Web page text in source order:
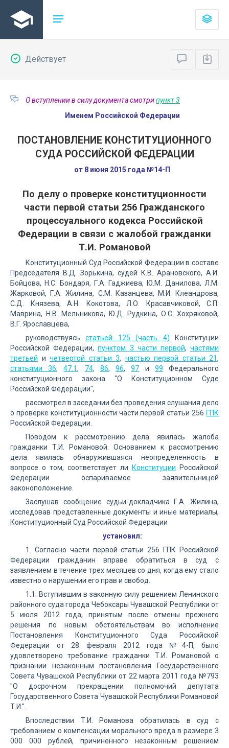
Действует
О вступлении в силу документа смотрипункт 3
Именем Российской Федерации
ПОСТАНОВЛЕНИЕ КОНСТИТУЦИОННОГО
СУДА РОССИЙСКОЙ ФЕДЕРАЦИИ
от 8 июня 2015 года №14-П
По делу о проверке конституционности
части первой статьи 256 Гражданского
процессуального кодекса Российской
Федерации в связи с жалобой гражданки
Т.И. Романовой
Конституционный Суд Российской Федерации в составе
Председателя В.Д. Зорькина, судей К.В. Арановского, А.И.
Бойцова, Н.С. Бондаря, Г.А. Гаджиева, Ю.М. Данилова, Л.М.
Жарковой, Г.А. Жилина, С.М. Казанцева, М.И. Клеандрова,
С.Д. Князева, А.Н. Кокотова, Л.О. Красавчиковой, С.П.
Маврина, Н.В. Мельникова, Ю.Д. Рудкина, О.С. Хохряковой,
В.Г. Ярославцева,
руководствуясьстатьей 125 (часть 4) Конституции
Российской Федерации,пунктом 3 части первой,частями
третьей и четвертой статьи 3, частью первой статьи 21,
статьями 36,47.1, 74, 86,96,97 и 99 Федерального
конституционного закона "О Конституционном Суде
Российской Федерации",
рассмотрел в заседании без проведения слушания дело
о проверке конституционности части первой статьи 256 ГПК
Российской Федерации.
Поводом к рассмотрению дела явилась жалоба
гражданки Т.И. Романовой. Основанием к рассмотрению
дела явилась обнаружившаяся неопределенность в
вопросе о том, соответствует ли
Конституции Российской
Федерации оспариваемое заявительницей
законоположение.
Заслушав сообщение судьи-докладчика Г.А. Жилина,
исследовав представленные документы и иные материалы,
Конституционный Суд Российской Федерации
установил:
1. Согласно части первой статьи 256 ГПК Российской
Федерации гражданин вправе обратиться в суд с
заявлением в течение трех месяцев со дня, когда ему стало
известно о нарушении его прав и свобод.
1.1. Вступившим в законную силу решением Ленинского
районного суда города Чебоксары Чувашской Республики от
5 июля 2012 года, принятым после отмены прежнего
решения по новым обстоятельствам во исполнение
Постановления Конституционного Суда Российской
Федерации от 28 февраля 2012 года №4-П, было
удовлетворено требование гражданки Т.И. Романовой о
признании незаконным постановления Государственного
Совета Чувашской Республики от 22 марта 2011 года №793
"О досрочном прекращении полномочий депутата
Государственного Совета Чувашской Республики Романовой
Т.И.".
Впоследствии Т.И. Романова обратилась в суд с
требованием о компенсации морального вреда в размере 3
000 000 рублей, причиненного незаконным решением